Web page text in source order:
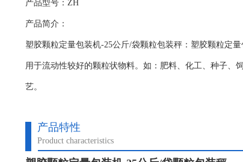
产品型号：ZH
产品简介：
塑胶颗粒定量包装机-25公斤/袋颗粒包装秤：塑胶颗粒定
用于流动性较好的颗粒状物料。如：肥料、化工、种子、
艺。
产品特性
Product characteristics